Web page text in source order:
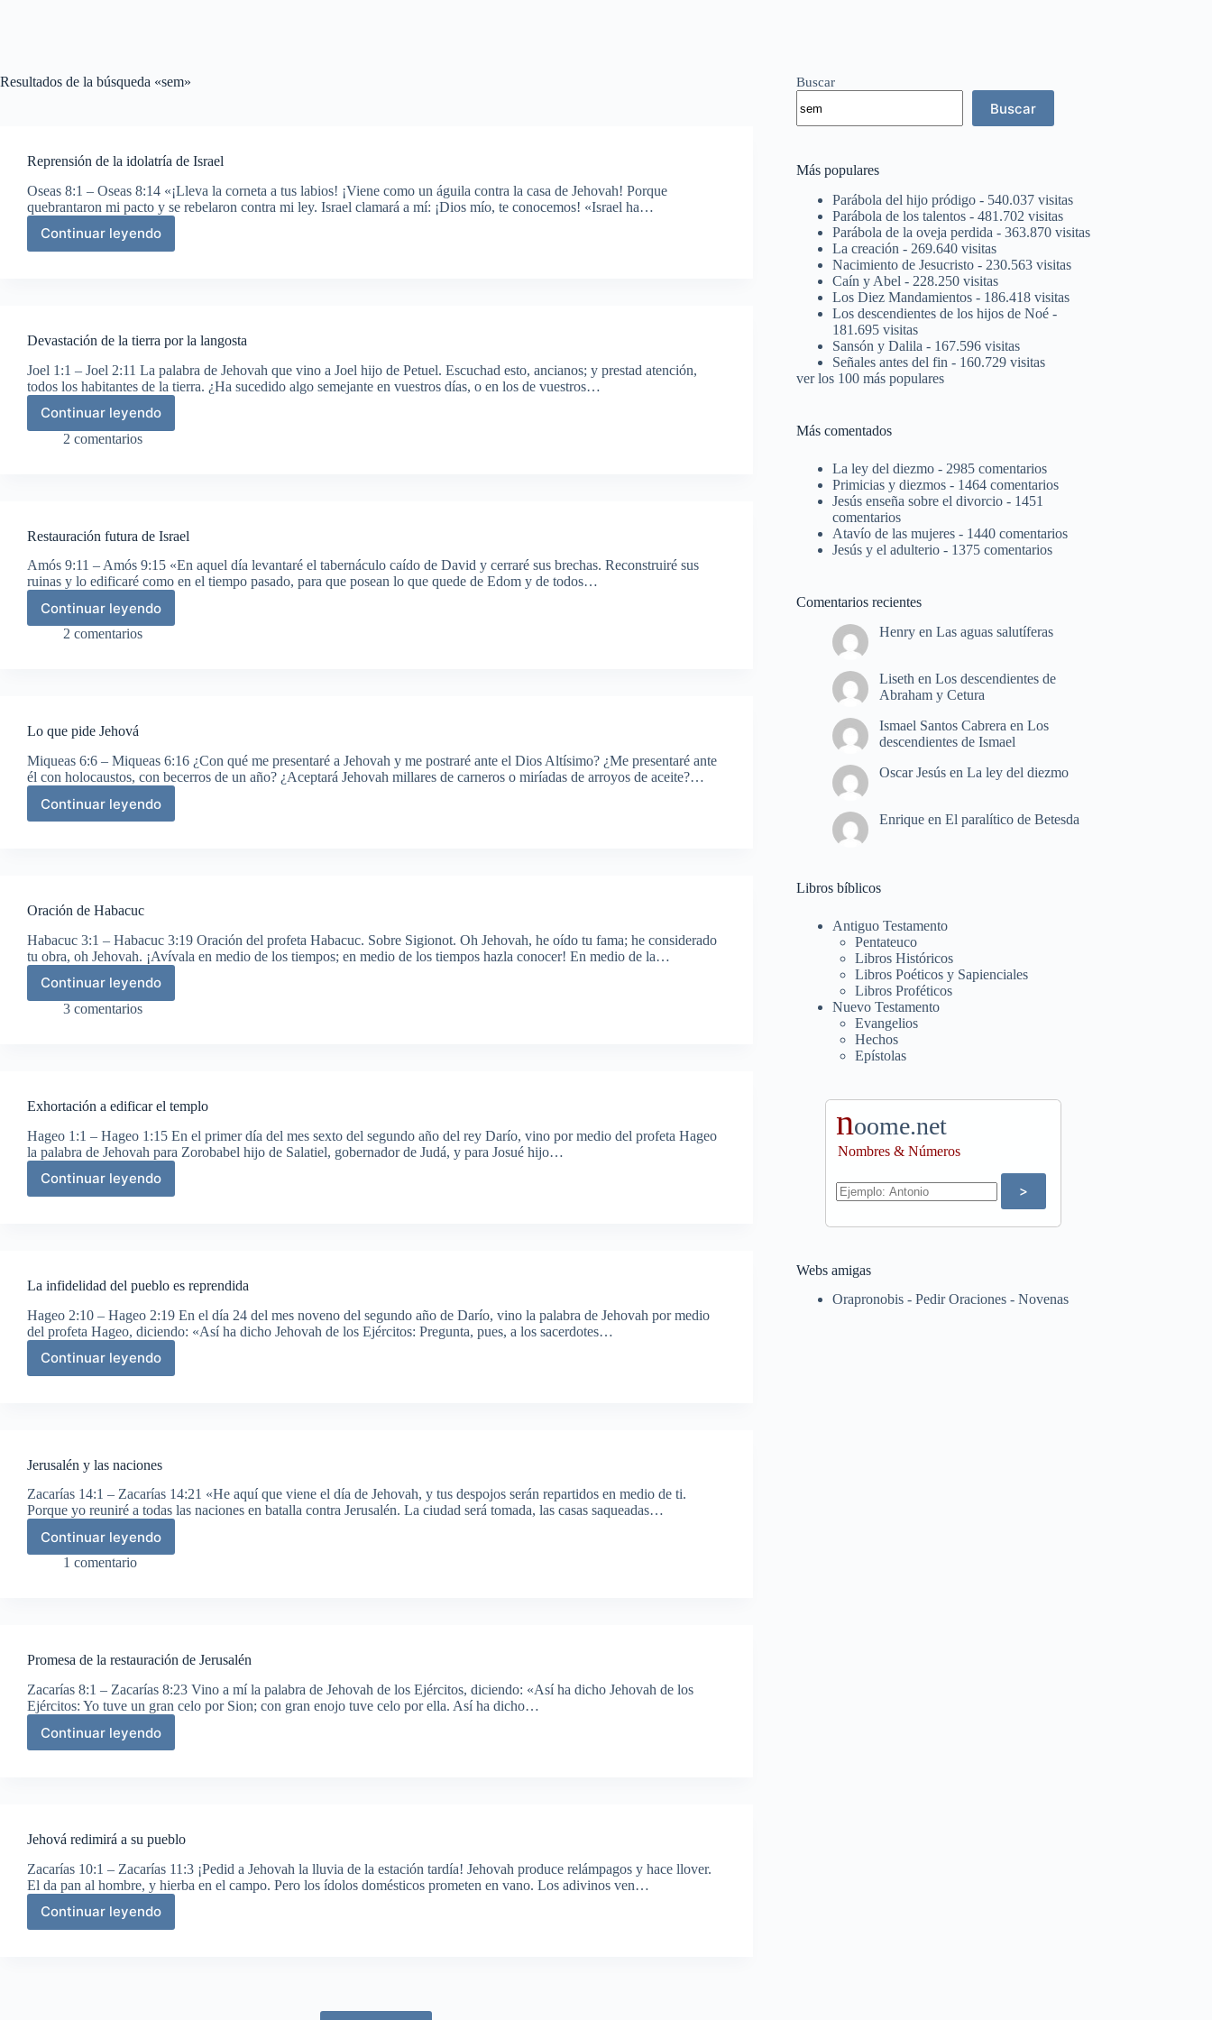
Resultados de la búsqueda «sem»
Reprensión de la idolatría de Israel
Oseas 8:1 – Oseas 8:14 «¡Lleva la corneta a tus labios! ¡Viene como un águila contra la casa de Jehovah! Porque
quebrantaron mi pacto y se rebelaron contra mi ley. Israel clamará a mí: ¡Dios mío, te conocemos! «Israel ha…
Continuar leyendo
Reprensión
Devastación de la tierra por la langosta
Joel 1:1 – Joel 2:11 La palabra de Jehovah que vino a Joel hijo de Petuel. Escuchad esto, ancianos; y prestad atención,
todos los habitantes de la tierra. ¿Ha sucedido algo semejante en vuestros días, o en los de vuestros…
Continuar leyendo
Devastación
de
2 comentarios
Restauración futura de Israel
Amós 9:11 – Amós 9:15 «En aquel día levantaré el tabernáculo caído de David y cerraré sus brechas. Reconstruiré sus
ruinas y lo edificaré como en el tiempo pasado, para que posean lo que quede de Edom y de todos…
Continuar leyendo
Restauración
futura
2 comentarios
Lo que pide Jehová
Miqueas 6:6 – Miqueas 6:16 ¿Con qué me presentaré a Jehovah y me postraré ante el Dios Altísimo? ¿Me presentaré ante
él con holocaustos, con becerros de un año? ¿Aceptará Jehovah millares de carneros o miríadas de arroyos de aceite?…
Continuar leyendo
Lo
Oración de Habacuc
Habacuc 3:1 – Habacuc 3:19 Oración del profeta Habacuc. Sobre Sigionot. Oh Jehovah, he oído tu fama; he considerado
tu obra, oh Jehovah. ¡Avívala en medio de los tiempos; en medio de los tiempos hazla conocer! En medio de la…
Continuar leyendo
Oración
de
3 comentarios
Exhortación a edificar el templo
Hageo 1:1 – Hageo 1:15 En el primer día del mes sexto del segundo año del rey Darío, vino por medio del profeta Hageo
la palabra de Jehovah para Zorobabel hijo de Salatiel, gobernador de Judá, y para Josué hijo…
Continuar leyendo
Exhortación
La infidelidad del pueblo es reprendida
Hageo 2:10 – Hageo 2:19 En el día 24 del mes noveno del segundo año de Darío, vino la palabra de Jehovah por medio
del profeta Hageo, diciendo: «Así ha dicho Jehovah de los Ejércitos: Pregunta, pues, a los sacerdotes…
Continuar leyendo
La
infidelidad
Jerusalén y las naciones
Zacarías 14:1 – Zacarías 14:21 «He aquí que viene el día de Jehovah, y tus despojos serán repartidos en medio de ti.
Porque yo reuniré a todas las naciones en batalla contra Jerusalén. La ciudad será tomada, las casas saqueadas…
Continuar leyendo
Jerusalén
y
1 comentario
Promesa de la restauración de Jerusalén
Zacarías 8:1 – Zacarías 8:23 Vino a mí la palabra de Jehovah de los Ejércitos, diciendo: «Así ha dicho Jehovah de los
Ejércitos: Yo tuve un gran celo por Sion; con gran enojo tuve celo por ella. Así ha dicho…
Continuar leyendo
Promesa
Jehová redimirá a su pueblo
Zacarías 10:1 – Zacarías 11:3 ¡Pedid a Jehovah la lluvia de la estación tardía! Jehovah produce relámpagos y hace llover.
El da pan al hombre, y hierba en el campo. Pero los ídolos domésticos prometen en vano. Los adivinos ven…
Continuar leyendo
Jehová
Buscar
Buscar
Más populares
Parábola del hijo pródigo - 540.037 visitas
Parábola de los talentos - 481.702 visitas
Parábola de la oveja perdida - 363.870 visitas
La creación - 269.640 visitas
Nacimiento de Jesucristo - 230.563 visitas
Caín y Abel - 228.250 visitas
Los Diez Mandamientos - 186.418 visitas
Los descendientes de los hijos de Noé -
181.695 visitas
Sansón y Dalila - 167.596 visitas
Señales antes del fin - 160.729 visitas
ver los 100 más populares
Más comentados
La ley del diezmo - 2985 comentarios
Primicias y diezmos - 1464 comentarios
Jesús enseña sobre el divorcio - 1451
comentarios
Atavío de las mujeres - 1440 comentarios
Jesús y el adulterio - 1375 comentarios
Comentarios recientes
Henry enLas aguas salutíferas
Liseth enLos descendientes de
Abraham y Cetura
Ismael Santos Cabrera enLos
descendientes de Ismael
Oscar Jesús enLa ley del diezmo
Enrique enEl paralítico de Betesda
Libros bíblicos
Antiguo Testamento
Pentateuco
Libros Históricos
Libros Poéticos y Sapienciales
Libros Proféticos
Nuevo Testamento
Evangelios
Hechos
Epístolas
noome.net
Nombres & Números
Webs amigas
Orapronobis - Pedir Oraciones - Novenas